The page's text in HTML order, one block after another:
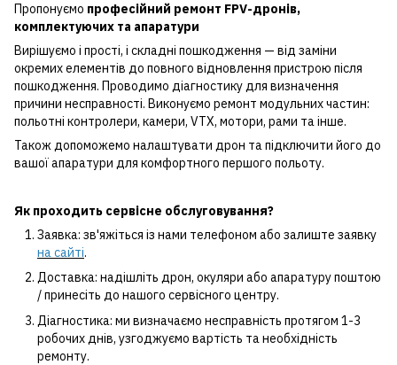
Пропонуємо професійний ремонт FPV-дронів,
комплектуючих та апаратури
Вирішуємо і прості, і складні пошкодження — від заміни
окремих елементів до повного відновлення пристрою після
пошкодження. Проводимо діагностику для визначення
причини несправності. Виконуємо ремонт модульних частин:
польотні контролери, камери, VTX, мотори, рами та інше.
Також допоможемо налаштувати дрон та підключити його до
вашої апаратури для комфортного першого польоту.
Як проходить сервісне обслуговування?
Заявка: зв'яжіться із нами телефоном або залиште заявку
на сайті.
Доставка: надішліть дрон, окуляри або апаратуру поштою
/ принесіть до нашого сервісного центру.
Діагностика: ми визначаємо несправність протягом 1-3
робочих днів, узгоджуємо вартість та необхідність
ремонту.